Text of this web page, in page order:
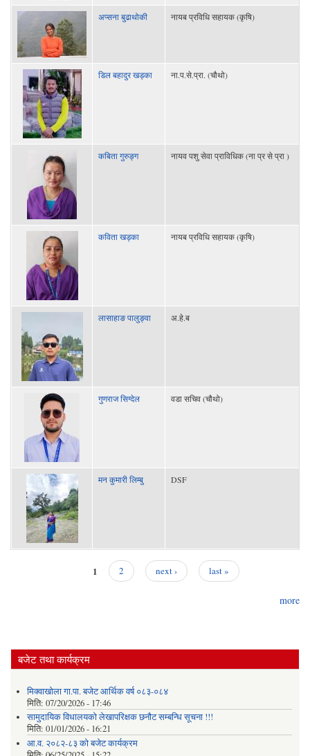
अप्सना बुढाथोकी नायब प्रविधि सहायक (कृषि)
डिल बहादुर खड्का ना.प.से.प्रा. (चौथो)
कबिता गुरुङ्ग नायव पशु सेवा प्राविधिक (ना प्र से प्रा )
कविता खड्का नायब प्रविधि सहायक (कृषि)
लासाहाङ पालुङ्वा अ.हे.ब
गुणराज सिग्देल वडा सचिव (चौथो)
मन कुमारी लिम्बु DSF
1 2 next › last »
more
बजेट तथा कार्यक्रम
मिक्वाखोला गा.पा. बजेट आर्थिक वर्ष ०८३-०८४
मिति: 07/20/2026 - 17:46
सामुदायिक विधालयको लेखापरिक्षक छनौट सम्बन्धि सूचना !!!
मिति: 01/01/2026 - 16:21
आ.व. २०८२-८३ को बजेट कार्यक्रम